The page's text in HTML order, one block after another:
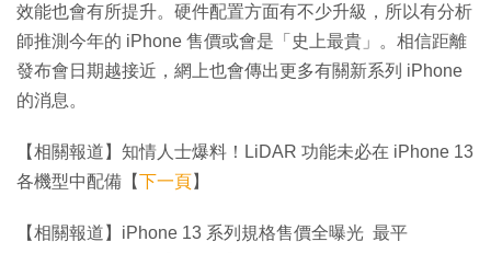
效能也會有所提升。硬件配置方面有不少升級，所以有分析
師推測今年的 iPhone 售價或會是「史上最貴」。相信距離
發布會日期越接近，網上也會傳出更多有關新系列 iPhone
的消息。
【相關報道】知情人士爆料！LiDAR 功能未必在 iPhone 13
各機型中配備【下一頁】
【相關報道】iPhone 13 系列規格售價全曝光 最平